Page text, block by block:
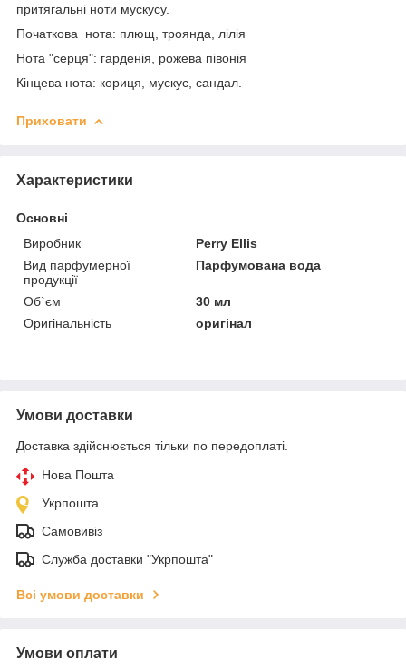
притягальні ноти мускусу.
Початкова нота: плющ, троянда, лілія
Нота "серця": гарденія, рожева півонія
Кінцева нота: кориця, мускус, сандал.
Приховати
Характеристики
Основні
Виробник
Perry Ellis
Вид парфумерної
продукції
Парфумована вода
Об`єм
30 мл
Оригінальність
оригінал
Умови доставки
Доставка здійснюється тільки по передоплаті.
Нова Пошта
Укрпошта
Самовивіз
Служба доставки "Укрпошта"
Всі умови доставки
Умови оплати